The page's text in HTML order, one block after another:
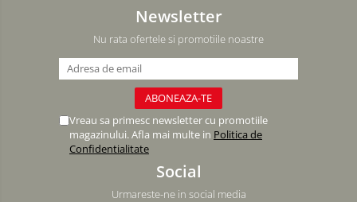
Newsletter
Nu rata ofertele si promotiile noastre
Vreau sa primesc newsletter cu promotiile
magazinului. Afla mai multe in Politica de
Confidentialitate
Social
Urmareste-ne in social media